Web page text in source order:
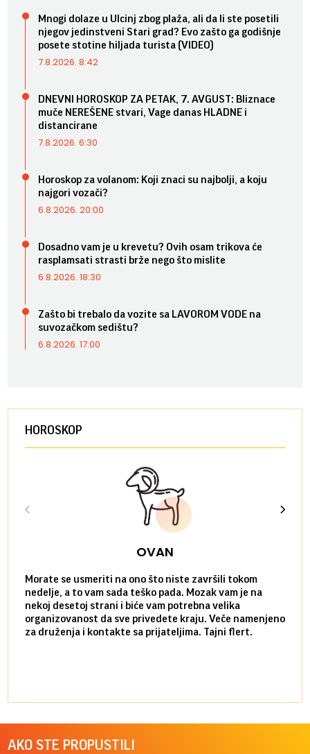
Mnogi dolaze u Ulcinj zbog plaža, ali da li ste posetili
njegov jedinstveni Stari grad? Evo zašto ga godišnje
posete stotine hiljada turista (VIDEO)
7.8.2026. 8:42
DNEVNI HOROSKOP ZA PETAK, 7. AVGUST: Bliznace
muče NEREŠENE stvari, Vage danas HLADNE i
distancirane
7.8.2026. 6:30
Horoskop za volanom: Koji znaci su najbolji, a koju
najgori vozači?
6.8.2026. 20:00
Dosadno vam je u krevetu? Ovih osam trikova će
rasplamsati strasti brže nego što mislite
6.8.2026. 18:30
Zašto bi trebalo da vozite sa LAVOROM VODE na
suvozačkom sedištu?
6.8.2026. 17:00
HOROSKOP
OVAN
Morate se usmeriti na ono što niste završili tokom
nedelje, a to vam sada teško pada. Mozak vam je na
nekoj desetoj strani i biće vam potrebna velika
organizovanost da sve privedete kraju. Veče namenjeno
za druženja i kontakte sa prijateljima. Tajni flert.
AKO STE PROPUSTILI